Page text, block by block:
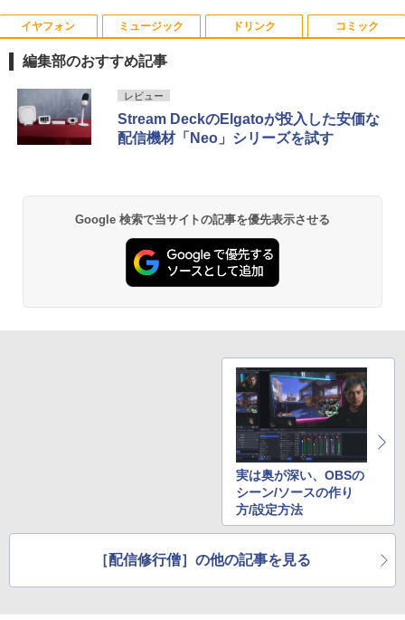
1
独身貴族は異世界を謳歌する 〜結婚し
ない男の優雅なおひとりさまライフ〜
（8） 【電子書籍】[ 駒鳥ひわ ]
￥792
￥792
ない 5 【電子書籍】[ 増田ちひろ ]
ゼンリン住宅地図 B4判 兵庫県 たつの市
発行年月202603 28229010R
茶々京色 ]
イヤフォン
Anker Soundcore P40i オフホワイト
￥7,990
￥5,990
【2026年アップグレード版】AOKIMI ワイヤ
レスイヤホン bluetooth イヤホン V12 小型
軽量 ブルートゥースHi-Fi 最大36時間再生 ぶ
るーとゅーす コードレス ENCノイズキャン
セリング 自動ペアリング Type-C充電 マイク
付き 防水 タッチ式音量調整 スポーツ/通勤/通
学/WEB会議(ホワイト)
￥1,964
ミュージック
BRUCE WAYNE feat. Flo Milli, ATL Jacob
￥250
[Explicit]
￥250
On My Road (Stadium ver.)
ドリンク
【Amazon.co.jp限定】 い・ろ・は・す 2L P
￥1,112
富士山の天然水 バナジウム含有 水 ミネラル
ウォーター ペットボトル 静岡県産 500ミリリ
ットル (Smart Basic)
￥1,380
by Amazon 天然水ラベルレス 2L×9本
コカ・コーラ やかんの麦茶 from 爽健美茶 ラ
コミック
薬屋のひとりごと 17巻 (デジタル版ビッグガ
￥770
エース)
￥832
HUNTER×HUNTER モノクロ版 39 (ジャンプ
コミックスDIGITAL)
版ビッグガンガンコミックス)
編集部のおすすめ記事
レビュー
Stream DeckのElgatoが投入した安価な
配信機材「Neo」シリーズを試す
Google 検索で当サイトの記事を優先表示させる
実は奥が深い、OBSの
シーン/ソースの作り
方/設定方法
［配信修行僧］の他の記事を見る